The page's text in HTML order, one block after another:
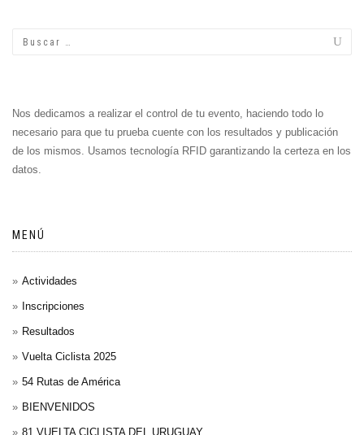
entradas
Nos dedicamos a realizar el control de tu evento, haciendo todo lo
necesario para que tu prueba cuente con los resultados y publicación
de los mismos. Usamos tecnología RFID garantizando la certeza en los
datos.
MENÚ
Actividades
Inscripciones
Resultados
Vuelta Ciclista 2025
54 Rutas de América
BIENVENIDOS
81 VUELTA CICLISTA DEL URUGUAY